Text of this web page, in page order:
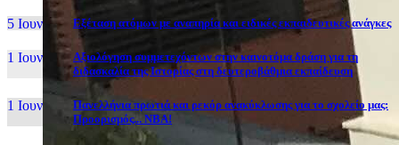
5 Ιουν, 26 Εξέταση ατόμων με αναπηρία και ειδικές εκπαιδευτικές ανάγκες
1 Ιουν, 26
Αξιολόγηση συμμετεχόντων στην καινοτόμα δράση για τη
διδασκαλία της Ιστορίας στη δευτεροβάθμια εκπαίδευση
1 Ιουν, 26
Πανελλήνια πρωτιά και ρεκόρ ανακύκλωσης για το σχολείο μας:
Προορισμός... NBA!